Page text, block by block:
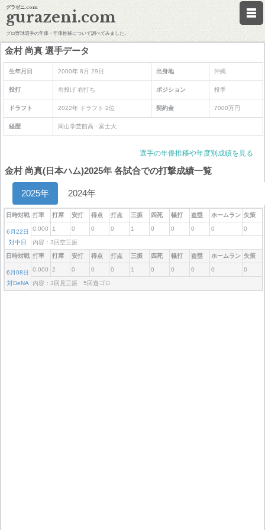
グラゼニ.com
gurazeni.com
プロ野球選手の年俸・年俸推移について調べてみました。
金村 尚真 選手データ
生年月日 2000年 8月 29日 出身地 沖縄
投打 右投げ 右打ち ポジション 投手
ドラフト 2022年 ドラフト 2位 契約金 7000万円
経歴 岡山学芸館高 - 富士大
選手の年俸推移や年度別成績を見る
金村 尚真(日本ハム)2025年 各試合での打撃成績一覧
2025年 2024年
日時対戦 打率 打席 安打 得点 打点 三振 四死 犠打 盗塁 ホームラン 失策
6月22日
対中日
0.000 1 0 0 0 1 0 0 0 0 0
内容：3回空三振
日時対戦 打率 打席 安打 得点 打点 三振 四死 犠打 盗塁 ホームラン 失策
6月08日
対DeNA
0.000 2 0 0 0 1 0 0 0 0 0
内容：3回見三振 5回遊ゴロ